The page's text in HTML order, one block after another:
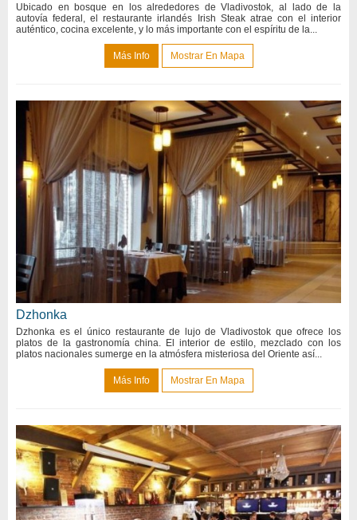
Ubicado en bosque en los alrededores de Vladivostok, al lado de la
autovía federal, el restaurante irlandés Irish Steak atrae con el interior
auténtico, cocina excelente, y lo más importante con el espíritu de la...
Más Info Mostrar En Mapa
Dzhonka
Dzhonka es el único restaurante de lujo de Vladivostok que ofrece los
platos de la gastronomía china. El interior de estilo, mezclado con los
platos nacionales sumerge en la atmósfera misteriosa del Oriente así...
Más Info Mostrar En Mapa